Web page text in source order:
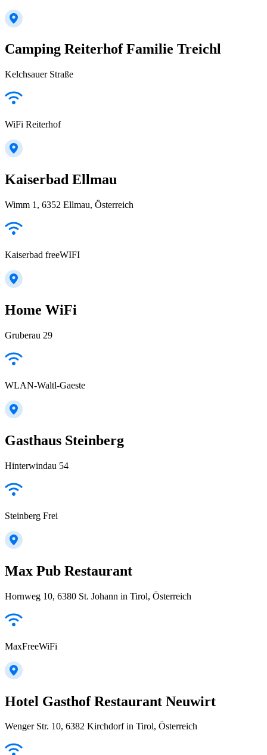
Camping Reiterhof Familie Treichl
Kelchsauer Straße
WiFi Reiterhof
Kaiserbad Ellmau
Wimm 1, 6352 Ellmau, Österreich
Kaiserbad freeWIFI
Home WiFi
Gruberau 29
WLAN-Waltl-Gaeste
Gasthaus Steinberg
Hinterwindau 54
Steinberg Frei
Max Pub Restaurant
Hornweg 10, 6380 St. Johann in Tirol, Österreich
MaxFreeWiFi
Hotel Gasthof Restaurant Neuwirt
Wenger Str. 10, 6382 Kirchdorf in Tirol, Österreich